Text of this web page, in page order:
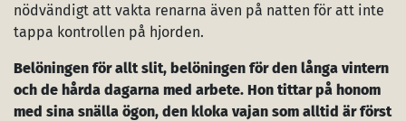
nödvändigt att vakta renarna även på natten för att inte
tappa kontrollen på hjorden.
Belöningen för allt slit, belöningen för den långa vintern
och de hårda dagarna med arbete. Hon tittar på honom
med sina snälla ögon, den kloka vajan som alltid är först